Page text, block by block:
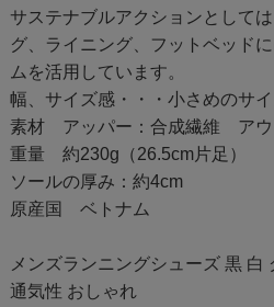
サステナブルアクションとして
グ、ライニング、フットベッド
ムを活用しています。
幅、サイズ感・・・小さめのサイ
素材 アッパー：合成繊維 アウ
重量 約230g（26.5cm片足）
ソールの厚み：約4cm
原産国 ベトナム
メンズランニングシューズ 黒 白
通気性 おしゃれ